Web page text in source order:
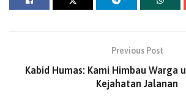
pasca dokter melakukan pemeriksaan
mengaku sudah merasa lebih baik,
obat yang diberikan serta beristirahat
Previous Post
Kabid Humas: Kami Himbau Warga
Kejahatan Jalanan